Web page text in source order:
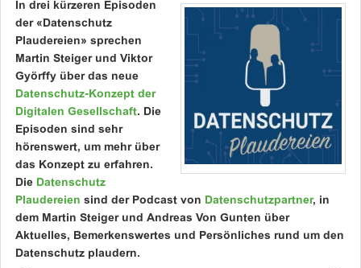
In drei kürzeren Episoden
der «Datenschutz
Plaudereien» sprechen
Martin Steiger und Viktor
Györffy über das neue
Datenschutz-Konzept der
Digitalen Gesellschaft. Die
Episoden sind sehr
hörenswert, um mehr über
das Konzept zu erfahren.
Die Datenschutz
Plaudereien sind der Podcast von Datenschutzpartner, in
dem Martin Steiger und Andreas Von Gunten über
Aktuelles, Bemerkenswertes und Persönliches rund um den
Datenschutz plaudern.